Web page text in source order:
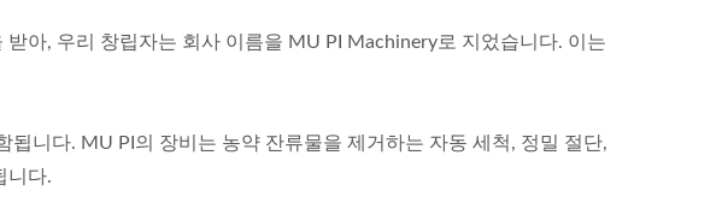
아, 우리 창립자는 회사 이름을 MU PI Machinery로 지었습니다. 이는
니다. MU PI의 장비는 농약 잔류물을 제거하는 자동 세척, 정밀 절단,
니다.